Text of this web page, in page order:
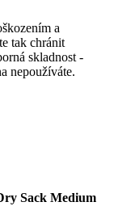
a
tak chránit
skladnost -
nepoužíváte.
Sack Medium